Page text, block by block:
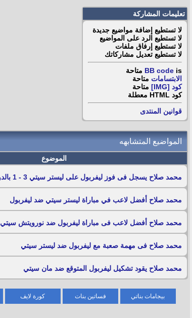
تعليمات المشاركة
لا تستطيع إضافة مواضيع جديدة
لا تستطيع الرد على المواضيع
لا تستطيع إرفاق ملفات
لا تستطيع تعديل مشاركاتك
BB code is
متاحة
الابتسامات متاحة
كود [IMG]
متاحة
كود HTML
معطلة
قوانين المنتدى
المواضيع المتشابهه
الموضوع
محمد صلاح يسجل فى فوز ليفربول على ليستر سيتي 3 - 1 بالدوري الإنجليزي
محمد صلاح أفضل لاعب في مباراة ليستر سيتي ضد ليفربول
محمد صلاح أفضل لاعب فى مباراة ليفربول ضد نورويتش سيتي
محمد صلاح فى مهمة صعبة مع ليفربول ضد ليستر سيتي
محمد صلاح يقود تشكيل ليفربول المتوقع ضد مان سيتي
بيجامات بناتي فساتين بنات كورة لايف